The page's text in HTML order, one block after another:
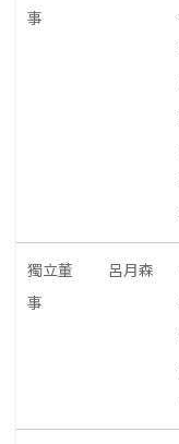
事
獨立董
事
呂月森